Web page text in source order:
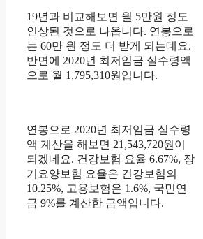
19년과 비교해보면 월 5만원 정도
인상된 것으로 나옵니다. 연봉으로
는 60만 원 정도 더 받게 되는데요.
반면에 2020년 최저임금 실수령액
으로 월 1,795,310원입니다.
연봉으로 2020년 최저임금 실수령
액 계산을 해보면 21,543,720원이
되겠네요. 건강보험 요율 6.67%, 장
기요양보험 요율은 건강보험의
10.25%, 고용보험은 1.6%, 국민연
금 9%를 계산한 금액입니다.